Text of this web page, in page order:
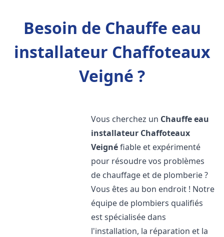
Besoin de Chauffe eau
installateur Chaffoteaux
Veigné ?
Vous cherchez un Chauffe eau
installateur Chaffoteaux
Veignéfiable et expérimenté
pour résoudre vos problèmes
de chauffage et de plomberie ?
Vous êtes au bon endroit ! Notre
équipe de plombiers qualifiés
est spécialisée dans
l'installation, la réparation et la